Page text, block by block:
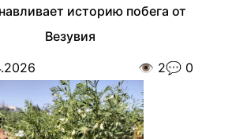
историю побега от
Везувия
👁️ 2💬 0